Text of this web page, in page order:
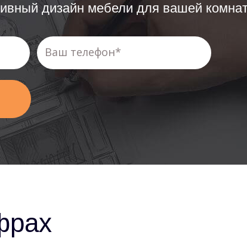
дизайн мебели для вашей